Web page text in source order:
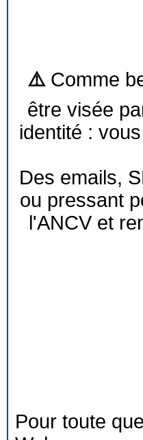
⚠️ Comme
être visée
identité :
Des emails,
ou pressant
l'ANCV et
Pour toute